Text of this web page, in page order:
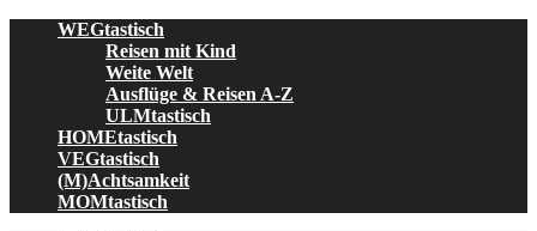
WEGtastisch
Reisen mit Kind
Weite Welt
Ausflüge & Reisen A-Z
ULMtastisch
HOMEtastisch
VEGtastisch
(M)Achtsamkeit
MOMtastisch